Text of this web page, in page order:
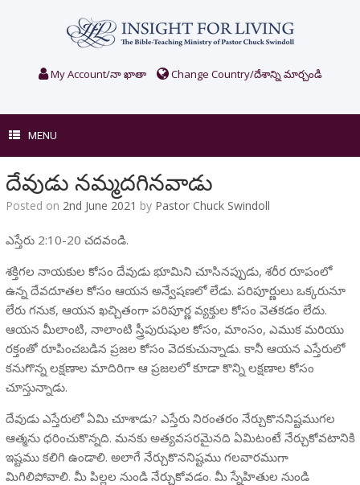
My Account/నా ఖాతా Change Country/దేశాన్ని మార్చండి
MENU
దేవుడు నమ్మదగినవాడు
Posted on 2nd June 2021 by Pastor Chuck Swindoll
ఎస్తేరు 2:10-20 చదవండి.
శక్తిగల నాయకుల కోసం దేవుడు భూమిని చూసినప్పుడు, శరీర రూపంలో
ఉన్న దేవదూతల కోసం ఆయన అన్వేషణలో లేడు. పరిపూర్ణులు ఒక్కరునూ
లేరు గనుక, ఆయన ఖచ్చితంగా పరిపూర్ణ వ్యక్తుల కోసం వెతకడం లేదు.
ఆయన మీలాంటి, నాలాంటి స్త్రీపురుషుల కోసం, మాంసం, ఎముక మరియు
రక్తంతో రూపించబడిన ప్రజల కోసం వెదకుచున్నాడు. కానీ ఆయన ఎస్తేరులో
కనుగొన్న లక్షణాల మాదిరిగా ఆ ప్రజలలో కూడా కొన్ని లక్షణాల కోసం
చూస్తున్నాడు.
దేవుడు ఎస్తేరులో ఏమి చూశాడు? ఎస్తేరు నిరంతరం నేర్చుకొననిష్టముగల
ఆత్మను ధరించుకొన్నది. మనకు అత్యవసరమైనది ఏమిటంటే నేర్చుకోవటానికి
ఇష్టము కలిగి ఉండాలి. అలాగే నేర్చుకొననిష్టము గలవారముగా
మిగిలిపోవాలి. మీ పిల్లల నుండి నేర్చుకోవడం. మీ స్నేహితుల నుండి